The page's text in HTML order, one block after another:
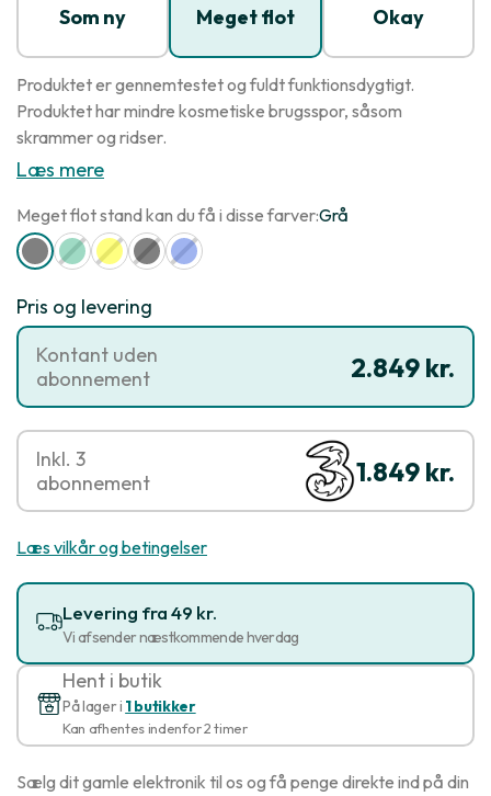
Som ny Meget flot Okay
Produktet er gennemtestet og fuldt funktionsdygtigt.
Produktet har mindre kosmetiske brugsspor, såsom
skrammer og ridser.
Læs mere
Meget flot stand kan du få i disse farver:Grå
Pris og levering
2.849 kr.
Kontant uden
abonnement
1.849 kr.
Inkl. 3
abonnement
Læs vilkår og betingelser
Levering fra 49 kr.
Vi afsender næstkommende hverdag
Hent i butik
På lager i 1 butikker
Kan afhentes indenfor 2 timer
Sælg dit gamle elektronik til os og få penge direkte ind på din